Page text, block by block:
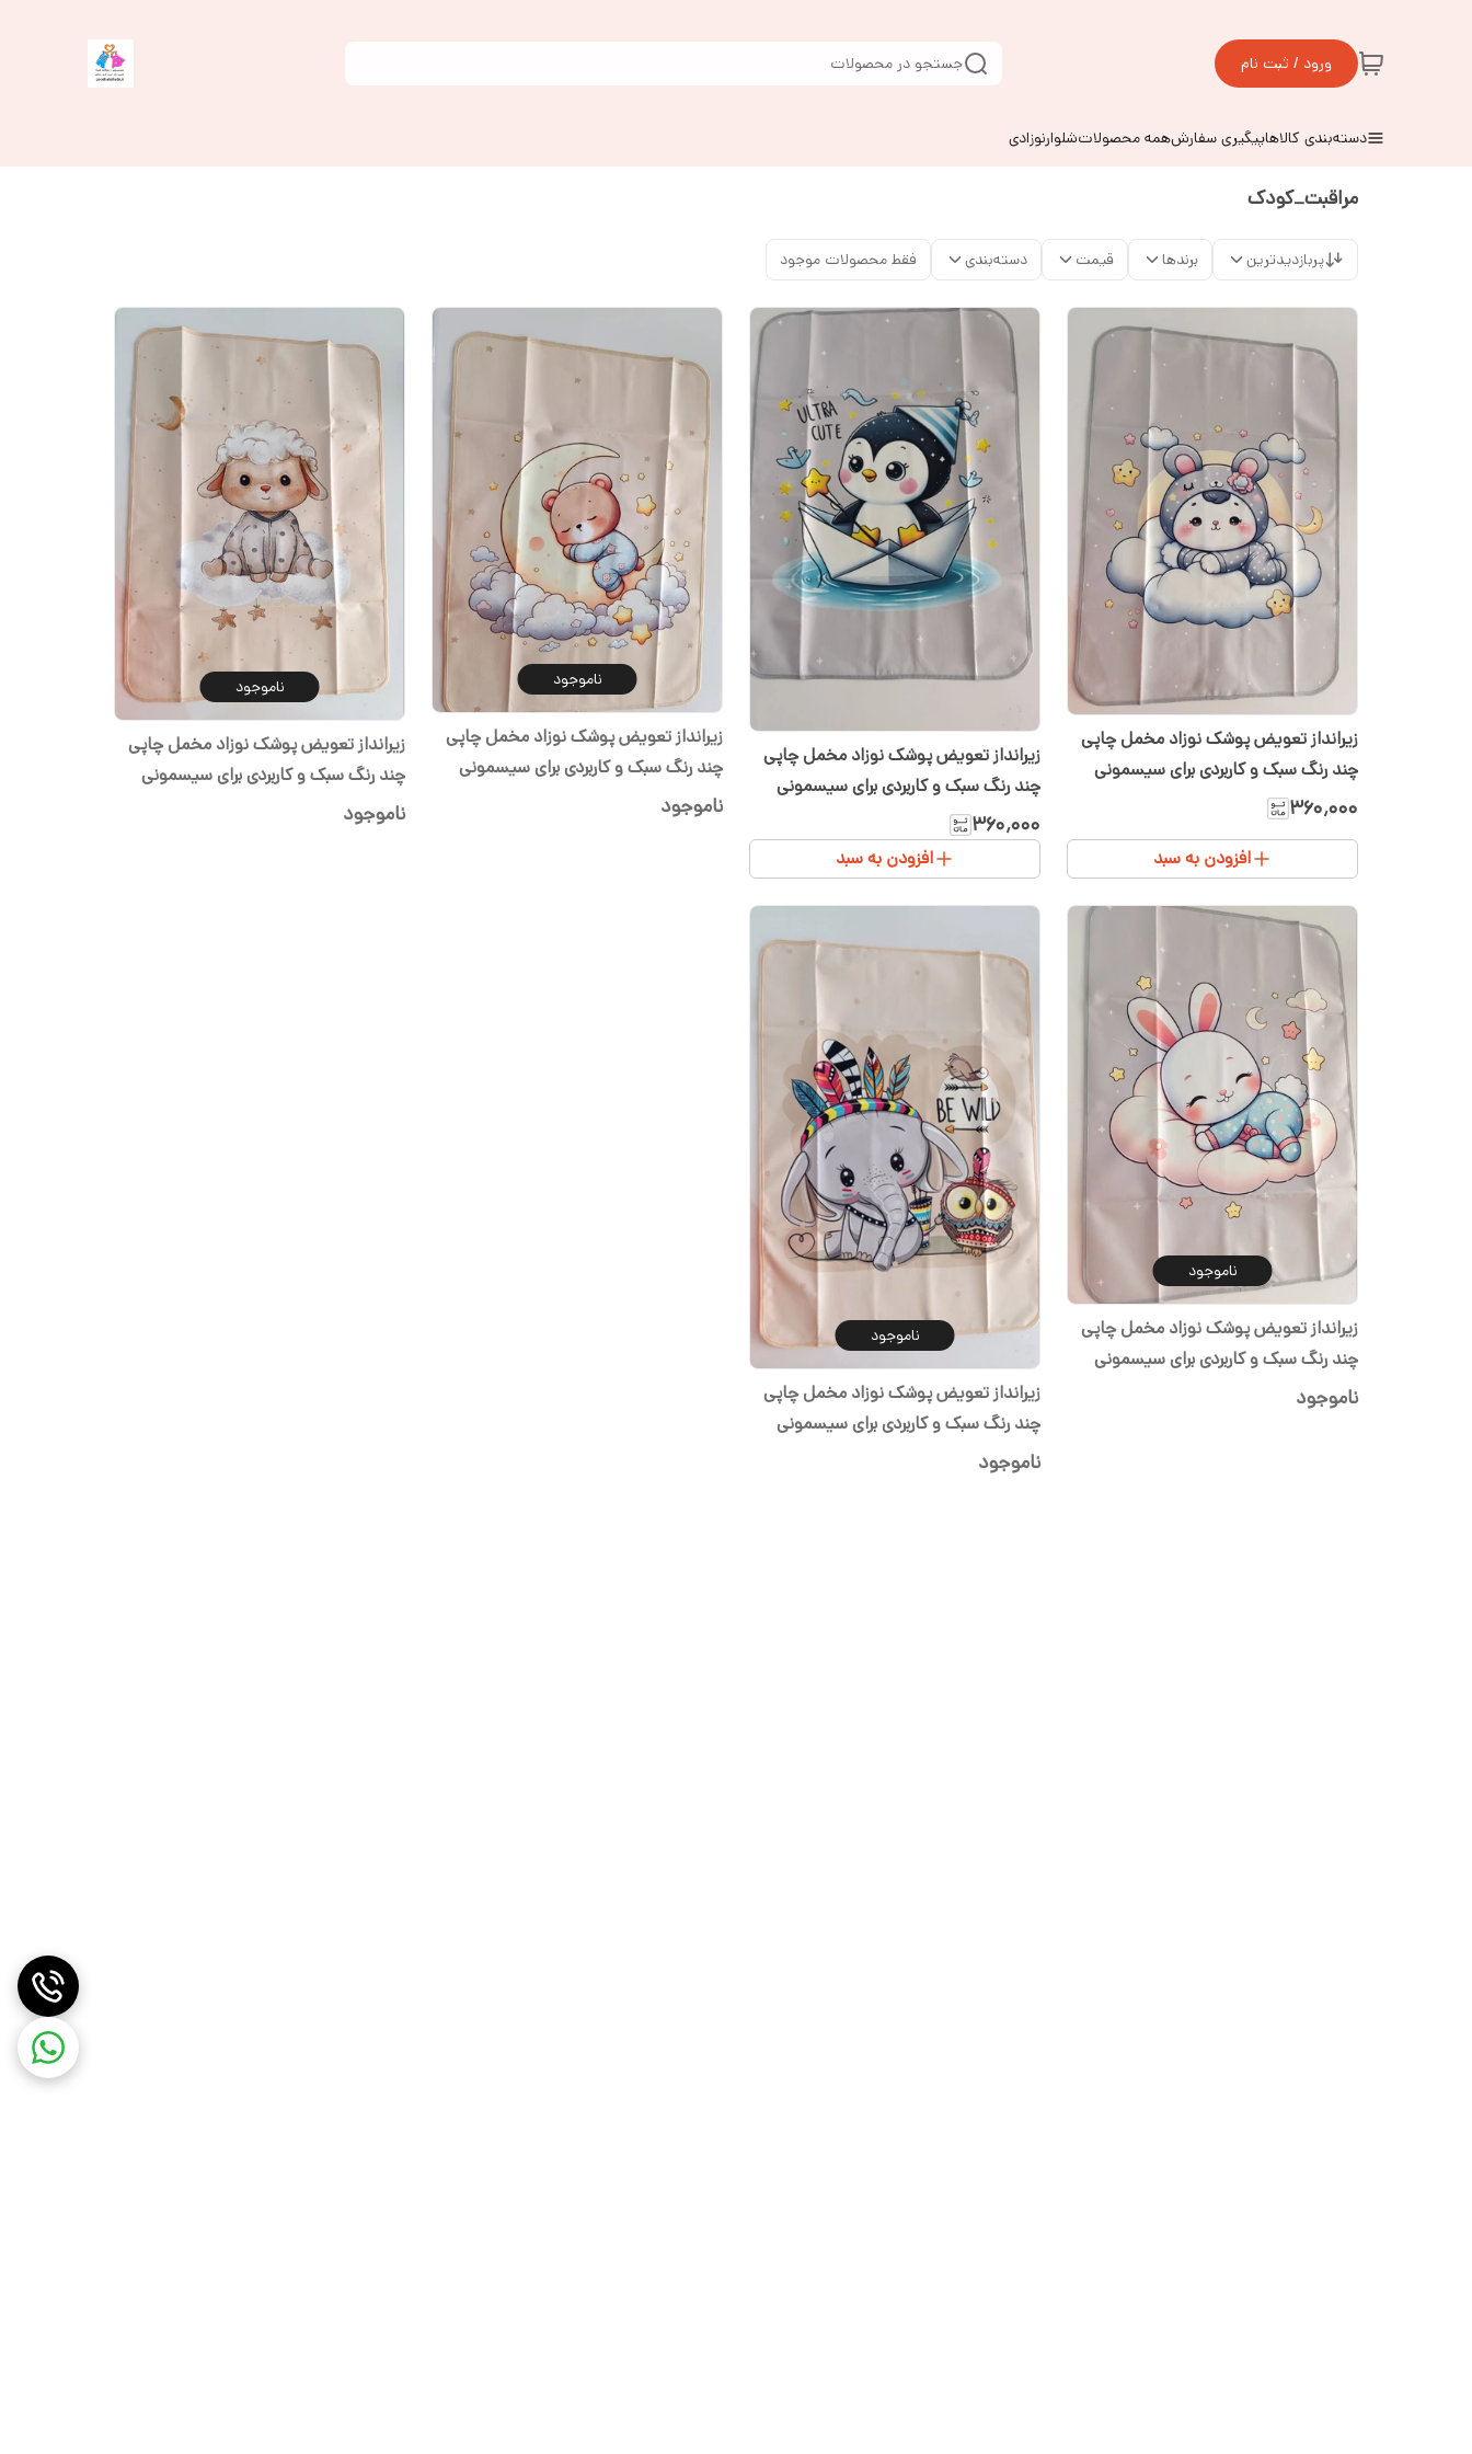
ورود / ثبت نام جستجو در محصولات
دسته‌بندی کالاهاپیگیری سفارشهمه محصولاتشلوارنوزادی
مراقبت_کودک
پربازدیدترین برندها قیمت دسته‌بندی فقط محصولات موجود
زیرانداز تعویض پوشک نوزاد مخمل چاپی
چند رنگ سبک و کاربردی برای سیسمونی
شیدا
۳۶۰٬۰۰۰
افزودن به سبد
زیرانداز تعویض پوشک نوزاد مخمل چاپی
چند رنگ سبک و کاربردی برای سیسمونی
شیدا
۳۶۰٬۰۰۰
افزودن به سبد
ناموجود
زیرانداز تعویض پوشک نوزاد مخمل چاپی
چند رنگ سبک و کاربردی برای سیسمونی
شیدا
ناموجود
ناموجود
زیرانداز تعویض پوشک نوزاد مخمل چاپی
چند رنگ سبک و کاربردی برای سیسمونی
شیدا
ناموجود
ناموجود
زیرانداز تعویض پوشک نوزاد مخمل چاپی
چند رنگ سبک و کاربردی برای سیسمونی
شیدا
ناموجود
ناموجود
زیرانداز تعویض پوشک نوزاد مخمل چاپی
چند رنگ سبک و کاربردی برای سیسمونی
شیدا
ناموجود